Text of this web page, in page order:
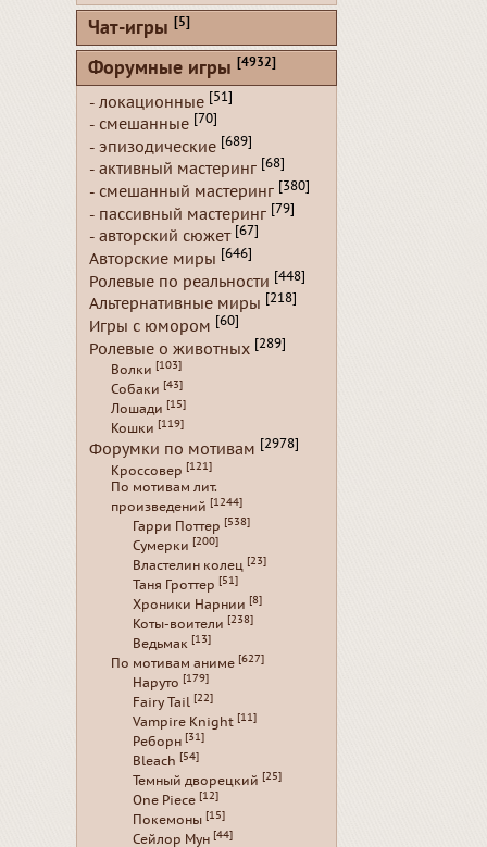
Чат-игры [5]
Форумные игры [4932]
- локационные [51]
- смешанные [70]
- эпизодические [689]
- активный мастеринг [68]
- смешанный мастеринг [380]
- пассивный мастеринг [79]
- авторский сюжет [67]
Авторские миры [646]
Ролевые по реальности [448]
Альтернативные миры [218]
Игры с юмором [60]
Ролевые о животных [289]
Волки [103]
Собаки [43]
Лошади [15]
Кошки [119]
Форумки по мотивам [2978]
Кроссовер [121]
По мотивам лит.
произведений [1244]
Гарри Поттер [538]
Сумерки [200]
Властелин колец [23]
Таня Гроттер [51]
Хроники Нарнии [8]
Коты-воители [238]
Ведьмак [13]
По мотивам аниме [627]
Наруто [179]
Fairy Tail [22]
Vampire Knight [11]
Реборн [31]
Bleach [54]
Темный дворецкий [25]
One Piece [12]
Покемоны [15]
Сейлор Мун [44]